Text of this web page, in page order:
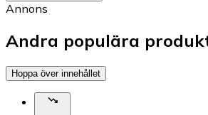
Annons
Andra populära
Hoppa över innehållet